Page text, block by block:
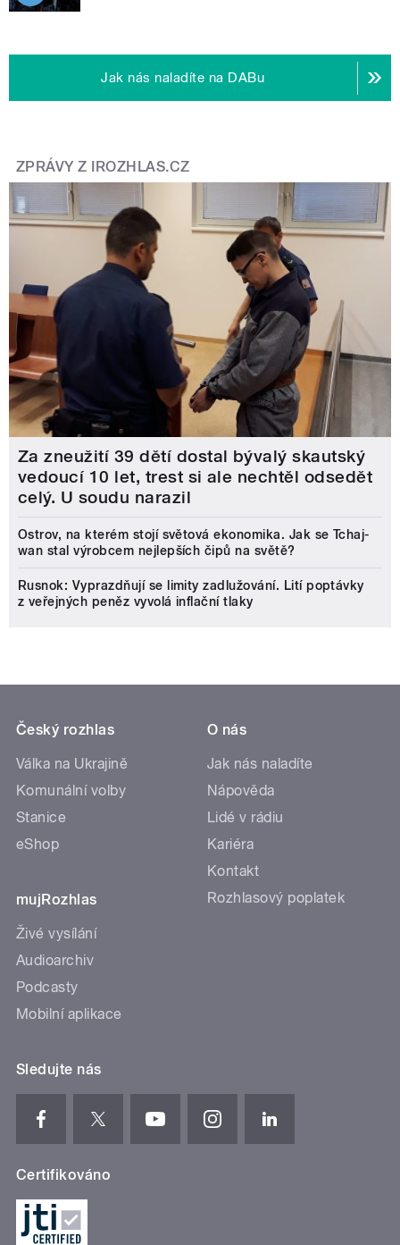
Jak nás naladíte na DABu
ZPRÁVY Z IROZHLAS.CZ
Za zneužití 39 dětí dostal bývalý skautský
vedoucí 10 let, trest si ale nechtěl odsedět
celý. U soudu narazil
Ostrov, na kterém stojí světová ekonomika. Jak se Tchaj-
wan stal výrobcem nejlepších čipů na světě?
Rusnok: Vyprazdňují se limity zadlužování. Lití poptávky
z veřejných peněz vyvolá inflační tlaky
Český rozhlas
Válka na Ukrajině
Komunální volby
Stanice
eShop
mujRozhlas
Živé vysílání
Audioarchiv
Podcasty
Mobilní aplikace
O nás
Jak nás naladíte
Nápověda
Lidé v rádiu
Kariéra
Kontakt
Rozhlasový poplatek
Sledujte nás
Certifikováno